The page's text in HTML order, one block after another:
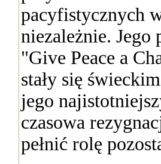
pacyfistycznych
niezależnie.
"Give Peace a
stały się
jego
czasowa
pełnić rolę